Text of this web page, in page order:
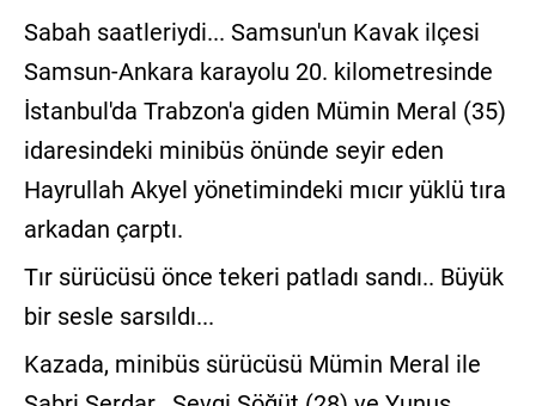
YAZARLAR
BİZE
ULAŞIN
Künye
İletişim
Gizlilik
Sözleşmesi
Sabah saatleriydi... Samsun'un Kavak ilçesi
Samsun-Ankara karayolu 20. kilometresinde
İstanbul'da Trabzon'a giden Mümin Meral (35)
idaresindeki minibüs önünde seyir eden
Hayrullah Akyel yönetimindeki mıcır yüklü tıra
arkadan çarptı.
Tır sürücüsü önce tekeri patladı sandı.. Büyük
bir sesle sarsıldı...
Kazada, minibüs sürücüsü Mümin Meral ile